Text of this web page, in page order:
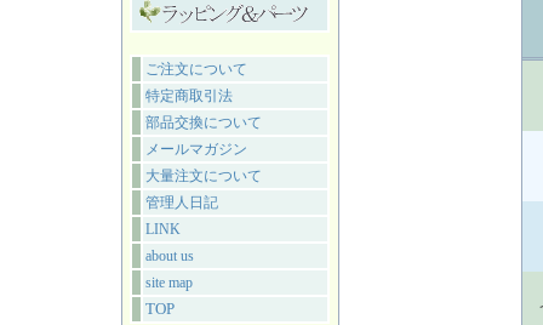
ご注文について
特定商取引法
部品交換について
メールマガジン
大量注文について
管理人日記
LINK
about us
site map
TOP